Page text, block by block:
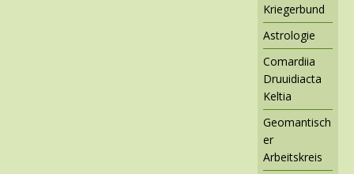
Kriegerbund
Astrologie
Comardiia
Druuidiacta
Keltia
Geomantisch
er
Arbeitskreis